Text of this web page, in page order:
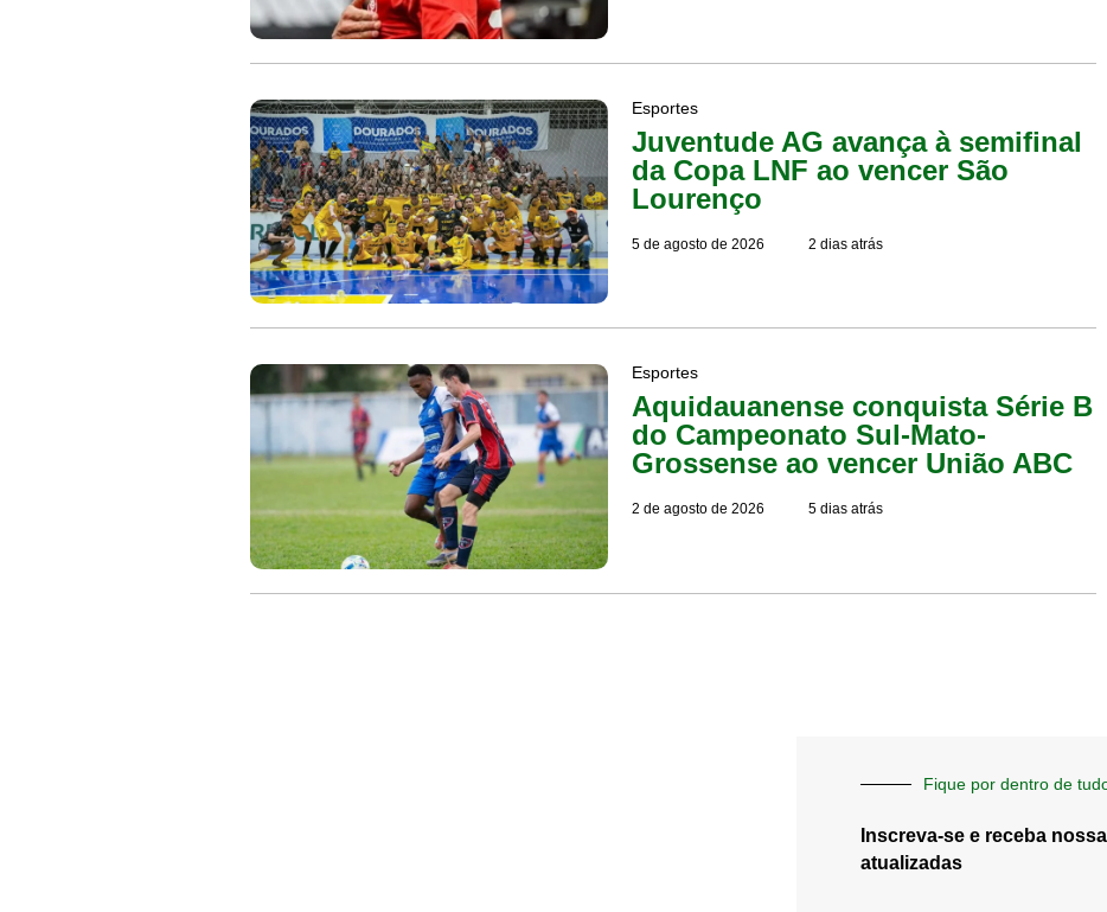
Esportes
Juventude AG avança à semifinal
da Copa LNF ao vencer São
Lourenço
5 de agosto de 2026 2 dias atrás
Esportes
Aquidauanense conquista Série B
do Campeonato Sul-Mato-
Grossense ao vencer União ABC
2 de agosto de 2026 5 dias atrás
Fique por dentro de
Inscreva-se e receba
atualizadas